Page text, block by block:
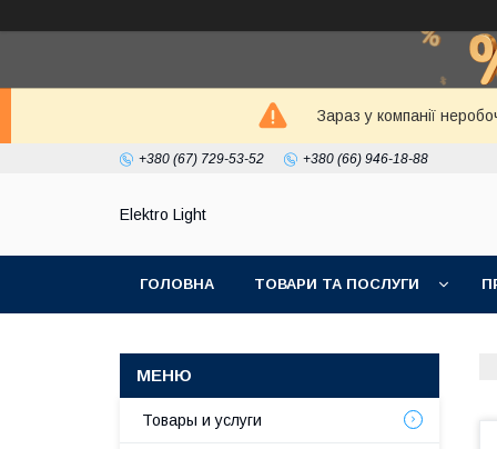
Зараз у компанії
+380 (67) 729-53-52 +380 (66) 946-18-88
Elektro Light
ГОЛОВНА ТОВАРИ ТА ПОСЛУГИ
Товары и услуги